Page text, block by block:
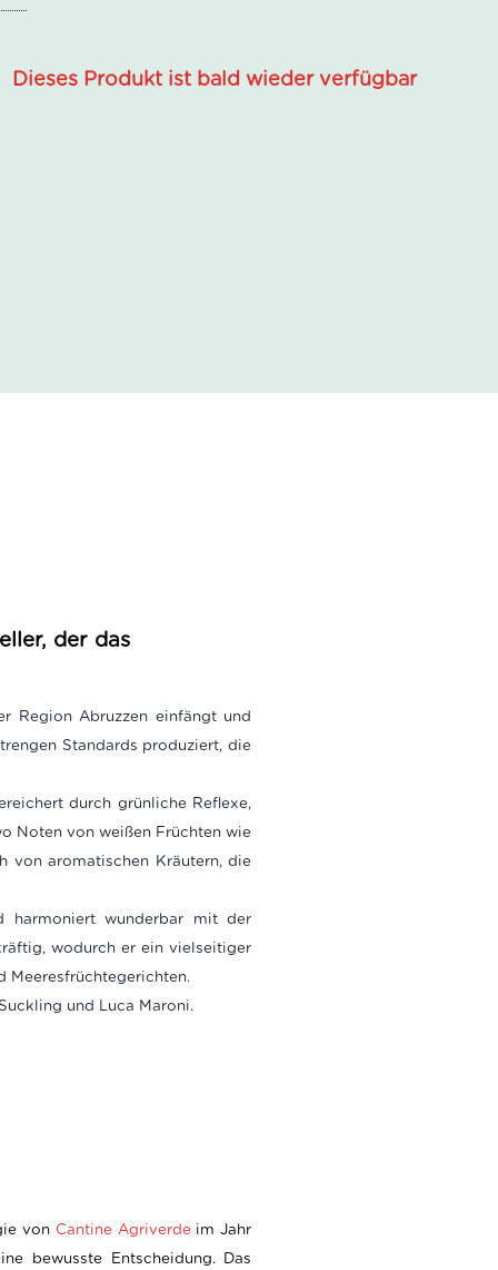
Dieses Produkt ist bald wieder verfügbar
der das
Region Abruzzen einfängt und
Standards produziert, die
durch grünliche Reflexe,
Noten von weißen Früchten wie
von aromatischen Kräutern, die
harmoniert wunderbar mit der
wodurch er ein vielseitiger
Meeresfrüchtegerichten.
und Luca Maroni.
von Cantine Agriverde im Jahr
bewusste Entscheidung. Das